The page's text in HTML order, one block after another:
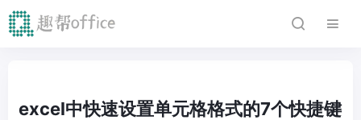
excel中快速设置单元格格式的7个快捷键